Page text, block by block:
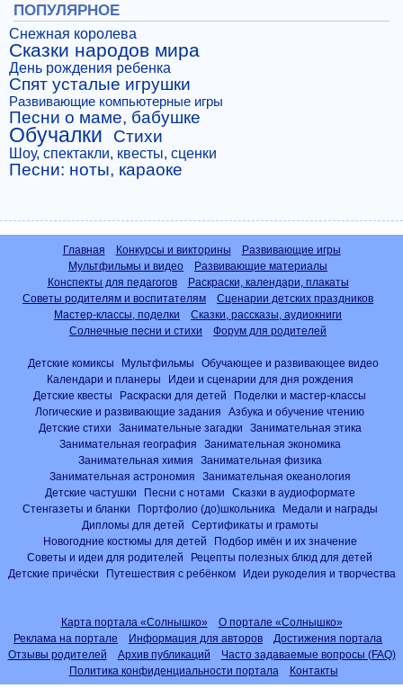
ПОПУЛЯРНОЕ
Снежная королева
Сказки народов мира
День рождения ребенка
Спят усталые игрушки
Развивающие компьютерные игры
Песни о маме, бабушке
Обучалки Стихи
Шоу, спектакли, квесты, сценки
Песни: ноты, караоке
Главная Конкурсы и викторины
Развивающие игры
Мультфильмы и видео
Развивающие материалы
Конспекты для педагогов
Раскраски, календари, плакаты
Советы родителям и воспитателям
Сценарии детских праздников
Мастер-классы, поделки
Сказки, рассказы, аудиокниги
Солнечные песни и стихи
Форум для родителей
Детские комиксы Мультфильмы
Обучающее и развивающее видео
Календари и планеры
Идеи и сценарии для дня рождения
Детские квесты
Раскраски для детей
Поделки и мастер-классы
Логические и развивающие задания
Азбука и обучение чтению
Детские стихи
Занимательные загадки
Занимательная этика
Занимательная география
Занимательная экономика
Занимательная химия
Занимательная физика
Занимательная астрономия
Занимательная океанология
Детские частушки
Песни с нотами
Сказки в аудиоформате
Стенгазеты и бланки
Портфолио (до)школьника
Медали и награды
Дипломы для детей
Сертификаты и грамоты
Новогодние костюмы для детей
Подбор имён и их значение
Советы и идеи для родителей
Рецепты полезных блюд для детей
Детские причёски
Путешествия с ребёнком Идеи рукоделия и творчества
Карта портала «Солнышко»
О портале «Солнышко»
Реклама на портале
Информация для авторов
Достижения портала
Отзывы родителей
Архив публикаций
Часто задаваемые вопросы (FAQ)
Политика конфиденциальности портала
Контакты